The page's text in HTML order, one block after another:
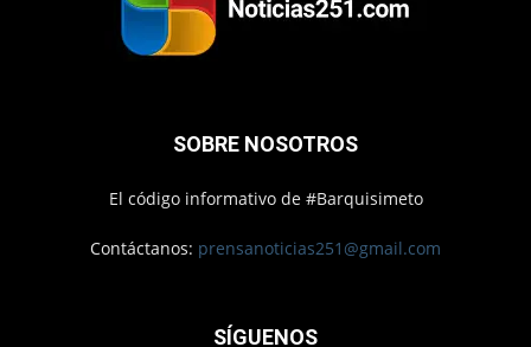
SOBRE NOSOTROS
El código informativo de #Barquisimeto
Contáctanos: prensanoticias251@gmail.com
SÍGUENOS